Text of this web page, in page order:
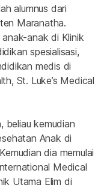
alumnus dari
Maranatha.
anak di Klinik
spesialisasi,
medis di
St. Luke’s Medical
beliau kemudian
Anak di
dia memulai
Medical
Utama Elim di